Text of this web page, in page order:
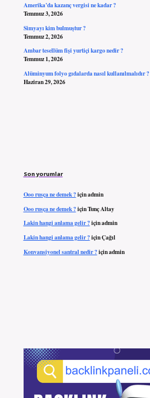
Amerika’da kazanç vergisi ne kadar ?
Temmuz 3, 2026
Simyayı kim bulmuştur ?
Temmuz 2, 2026
Ambar tesellüm fişi yurtiçi kargo nedir ?
Temmuz 1, 2026
Alüminyum folyo gıdalarda nasıl kullanılmalıdır ?
Haziran 29, 2026
Son yorumlar
Ooo rusça ne demek ?içinadmin
Ooo rusça ne demek ?içinTunç Altay
Lakin hangi anlama gelir ?içinadmin
Lakin hangi anlama gelir ?içinÇağıl
Konvansiyonel santral nedir ?içinadmin